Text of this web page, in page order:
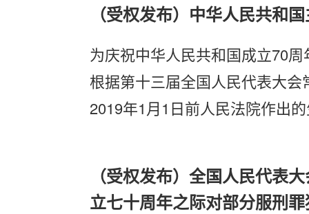
（受权发布）中华人民共和
为庆祝中华人民共和国成立70
根据第十三届全国人民代表大
2019年1月1日前人民法院作出
（受权发布）全国人民代表
立七十周年之际对部分服刑